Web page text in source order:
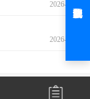
2026-08-07
2026-08-07